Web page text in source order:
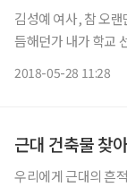
김성예 여사, 참 오
듬해던가 내가 학교
2018-05-28 11:28
근대 건축물 찾
우리에게 근대의 흔